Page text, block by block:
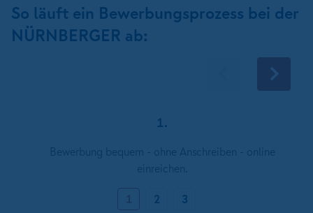
So läuft ein Bewerbungsprozess bei der
NÜRNBERGER ab:
1.
1
2 3